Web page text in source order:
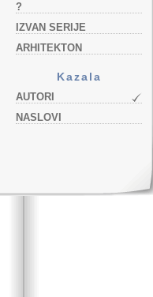
?
IZVAN SERIJE
ARHITEKTON
Kazala
AUTORI
NASLOVI